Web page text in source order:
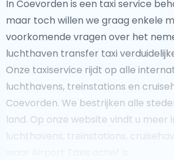
In Coevorden is een taxi service
maar toch willen we graag enkele
voorkomende vragen over het
luchthaven transfer taxi
Onze taxiservice rijdt op alle
luchthavens, treinstations en
Coevorden. We bestrijken alle
land. Op onze website vindt u
luchthavens, treinstations,